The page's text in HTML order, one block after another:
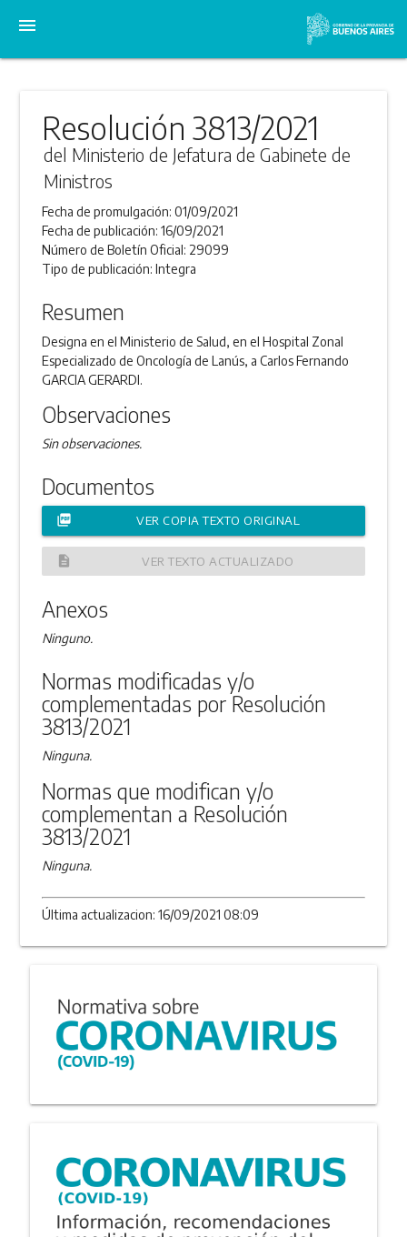
menu
Resolución 3813/2021
del Ministerio de Jefatura de Gabinete de
Ministros
Fecha de promulgación:01/09/2021
Fecha de publicación:16/09/2021
Número de Boletín Oficial: 29099
Tipo de publicación:Integra
Resumen
Designa en el Ministerio de Salud, en el Hospital Zonal
Especializado de Oncología de Lanús, a Carlos Fernando
GARCIA GERARDI.
Observaciones
Sin observaciones.
Documentos
picture_as_pdf VER COPIA TEXTO ORIGINAL
description VER TEXTO ACTUALIZADO
Anexos
Ninguno.
Normas modificadas y/o
complementadas por Resolución
3813/2021
Ninguna.
Normas que modifican y/o
complementan a Resolución
3813/2021
Ninguna.
Última actualizacion: 16/09/2021 08:09